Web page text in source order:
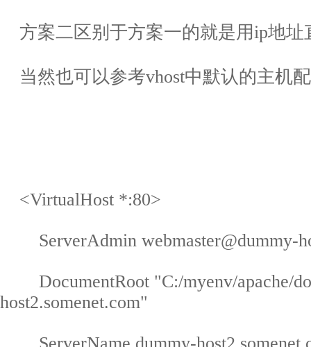
方案二区别于方案一的就是用ip地址
当然也可以参考vhost中默认的主机
<VirtualHost *:80>
ServerAdmin webmaster@dummy-
DocumentRoot "C:/myenv/apache/
host2.somenet.com"